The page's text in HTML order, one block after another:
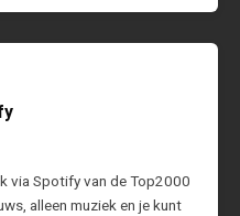
via Spotify van de Top2000
alleen muziek en je kunt